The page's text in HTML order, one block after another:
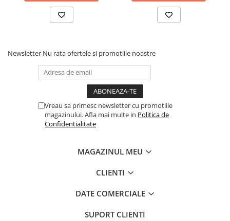
Newsletter Nu rata ofertele si promotiile noastre
Vreau sa primesc newsletter cu promotiile
magazinului. Afla mai multe in Politica de
Confidentialitate
MAGAZINUL MEU
CLIENTI
DATE COMERCIALE
SUPORT CLIENTI